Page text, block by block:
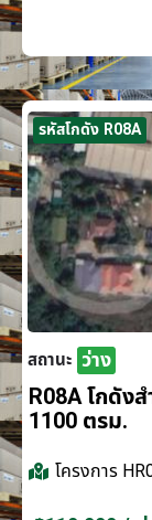
รหัสโกดัง R08A
สถานะ ว่าง
R08A โกดัง
1100 ตรม.
โครงการ